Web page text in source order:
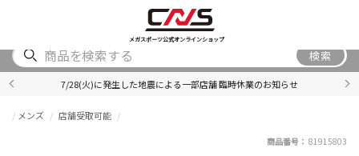
メガスポーツ公式オンラインショップ
ACCESSORY
検索
7/28(火)に発生した地震による一部店舗 臨時休業のお知らせ
メンズ 店舗受取可能
商品番号： 81915803